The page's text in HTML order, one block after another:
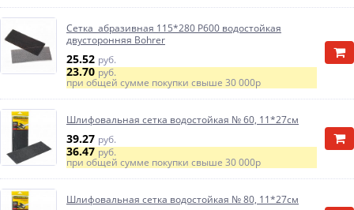
Сетка абразивная 115*280 P600 водостойкая
двусторонняя Bohrer
25.52 руб.
23.70руб.
при общей сумме покупки свыше 30 000р
Шлифовальная сетка водостойкая № 60, 11*27см
39.27 руб.
36.47руб.
при общей сумме покупки свыше 30 000р
Шлифовальная сетка водостойкая № 80, 11*27см